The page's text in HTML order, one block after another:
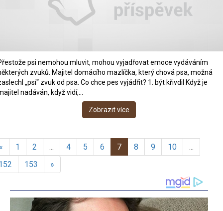
psi nemohou mluvit, mohou vyjadřovat emoce vydáváním
zvuků. Majitel domácího mazlíčka, který chová psa, možná
„psí“ zvuk od psa. Co chce pes vyjádřit? 1. být křivdil Když je
nadáván, když vidí,…
Zobrazit více
1 2 ... 4 5 6 7 8 9 10
...
153 »